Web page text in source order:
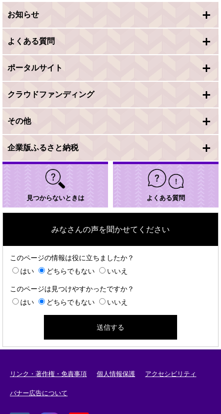
お知らせ
よくある質問
ポータルサイト
クラウドファンディング
その他
企業版ふるさと納税
見つからないときは よくある質問
みなさんの声を聞かせてください
このページの情報は役に立ちましたか？
はい
どちらでもない いいえ
このページは見つけやすかったですか？
はい
どちらでもない いいえ
リンク・著作権・免責事項 個人情報保護 アクセシビリティ
バナー広告について